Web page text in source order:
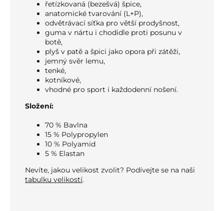
řetízkovaná (bezešvá) špice,
anatomické tvarování (L+P),
odvětrávací síťka pro větší prodyšnost,
guma v nártu i chodidle proti posunu v
botě,
plyš v patě a špici jako opora při zátěži,
jemný svěr lemu,
tenké,
kotníkové,
vhodné pro sport i každodenní nošení.
Složení:
70 % Bavlna
15 % Polypropylen
10 % Polyamid
5 % Elastan
Nevíte, jakou velikost zvolit? Podívejte se na naši
tabulku velikostí.